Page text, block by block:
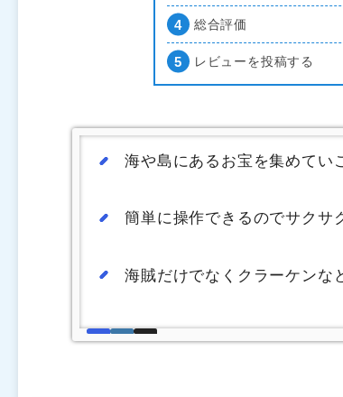
総合評価
レビューを投稿する
海や島にあるお宝を集めてい
簡単に操作できるのでサクサ
海賊だけでなくクラーケンな